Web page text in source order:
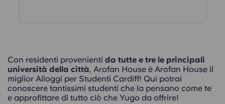
Con residenti provenienti da tutte e tre le principali
università della città, Arofan House è Arofan House il
miglior Alloggi per Studenti Cardiff! Qui potrai
conoscere tantissimi studenti che la pensano come te
e approfittare di tutto ciò che Yugo da offrire!